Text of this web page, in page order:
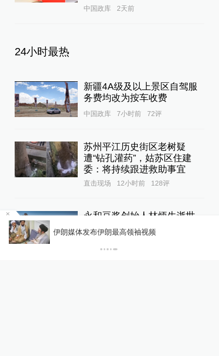
中国政库 2天前
24小时最热
新疆4A级及以上景区自驾服
务费均改为按车收费
中国政库 7小时前 72评
苏州平江历史街区老树疑
遭“钻孔灌药”，姑苏区住建
委：将持续跟进救助事宜
直击现场 12小时前 128评
永和豆浆创始人林炳生逝世，
享年70岁
你有权知道更多